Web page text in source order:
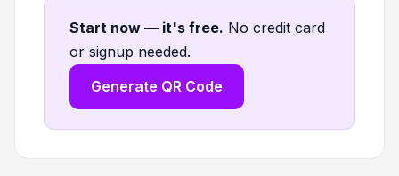
Start now — it's free. No credit card
or signup needed.
Generate QR Code